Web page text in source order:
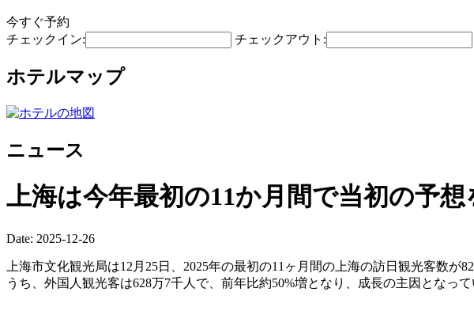
今すぐ予約
チェックイン:
チェックアウト:
ホテルマップ
ニュース
上海は今年最初の11か月間で当初の予
Date: 2025-12-26
上海市文化観光局は12月25日、2025年の最初の11ヶ月間の上海の訪日観光客数
うち、外国人観光客は628万7千人で、前年比約50%増となり、成長の主因となって